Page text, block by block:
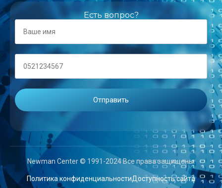
Есть вопрос?
Newman Center © 1991-2024 Все права защищены.
Политика конфиденциальностиДоступность сайта